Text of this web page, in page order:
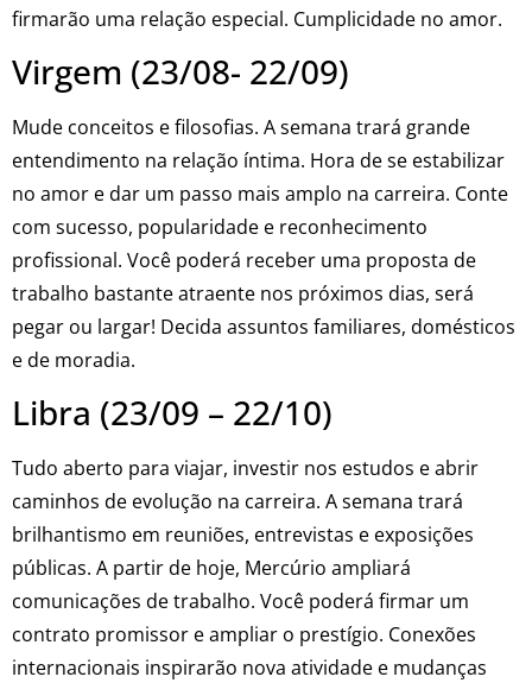
firmarão uma relação especial. Cumplicidade no amor.
Virgem (23/08- 22/09)
Mude conceitos e filosofias. A semana trará grande
entendimento na relação íntima. Hora de se estabilizar
no amor e dar um passo mais amplo na carreira. Conte
com sucesso, popularidade e reconhecimento
profissional. Você poderá receber uma proposta de
trabalho bastante atraente nos próximos dias, será
pegar ou largar! Decida assuntos familiares, domésticos
e de moradia.
Libra (23/09 – 22/10)
Tudo aberto para viajar, investir nos estudos e abrir
caminhos de evolução na carreira. A semana trará
brilhantismo em reuniões, entrevistas e exposições
públicas. A partir de hoje, Mercúrio ampliará
comunicações de trabalho. Você poderá firmar um
contrato promissor e ampliar o prestígio. Conexões
internacionais inspirarão nova atividade e mudanças